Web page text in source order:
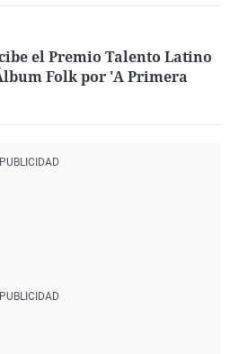
el Premio Talento Latino
Folk por 'A Primera